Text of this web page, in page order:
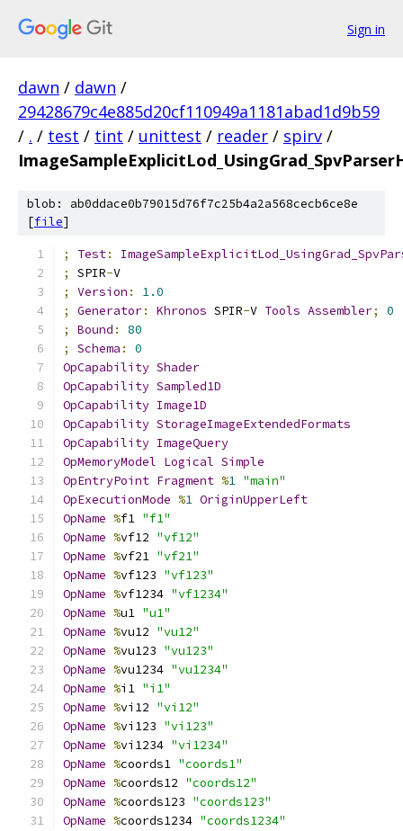
Sign in
dawn / dawn /
29428679c4e885d20cf110949a1181abad1d9b59
/ . / test / tint / unittest / reader / spirv /
blob: ab0ddace0b79015d76f7c25b4a2a568cecb6ce8e
[file]
; Test:
;
SPIR-V
;
Version :
1.0
;
Generator: Khronos SPIR-V Tools Assembler;
0
;
Bound :
80
;
Schema :
0
OpCapability Shader
OpCapability Sampled1D
OpCapability Image1D
OpCapability StorageImageExtendedFormats
OpCapability ImageQuery
OpMemoryModel Logical Simple
OpEntryPoint Fragment %1 "main"
OpExecutionMode %1 OriginUpperLeft
OpName %f1 "f1"
OpName %vf12 "vf12"
OpName %vf21 "vf21"
OpName %vf123 "vf123"
OpName %vf1234 "vf1234"
OpName %u1 "u1"
OpName %vu12 "vu12"
OpName %vu123 "vu123"
OpName %vu1234 "vu1234"
OpName %i1 "i1"
OpName %vi12 "vi12"
OpName %vi123 "vi123"
OpName %vi1234 "vi1234"
OpName %coords1 "coords1"
OpName %coords12 "coords12"
OpName %coords123 "coords123"
OpName %coords1234 "coords1234"